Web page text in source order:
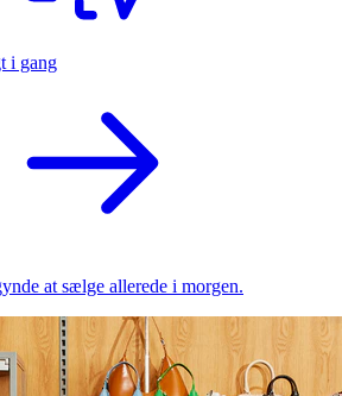
i gang
at sælge allerede i morgen.